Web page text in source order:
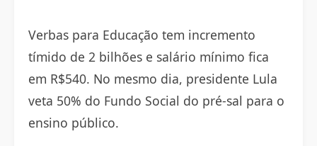
Verbas para Educação tem incremento
tímido de 2 bilhões e salário mínimo fica
em R$540. No mesmo dia, presidente Lula
veta 50% do Fundo Social do pré-sal para o
ensino público.